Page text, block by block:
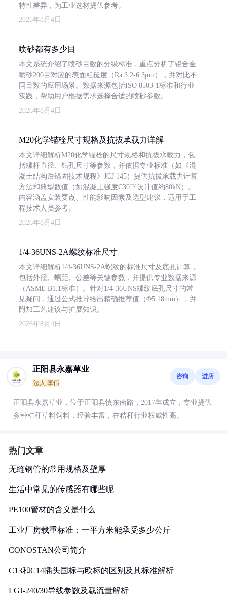
特性差异，为工业选材提供参考。
2026年8月4日
喷砂都有多少目
本文系统介绍了喷砂目数的分级标准，重点分析了铝合金
喷砂200目对应的表面粗糙度（Ra 3.2-6.3μm），并对比不
同目数的应用场景。数据来源包括ISO 8503-1标准和行业
实践，帮助用户根据需求选择合适的喷砂参数。
2026年8月4日
M20化学锚栓尺寸规格及抗拔承载力详解
本文详细解析M20化学锚栓的尺寸规格和抗拔承载力，包
括螺杆直径、钻孔尺寸等参数，并依据专业标准（如《混
凝土结构后锚固技术规程》JGJ 145）提供抗拔承载力计算
方法和典型数值（如混凝土强度C30下设计值约80kN）。
内容涵盖安装要点、性能影响因素及选型建议，适用于工
程技术人员参考。
2026年8月4日
1/4-36UNS-2A螺纹标准尺寸
本文详细解析1/4-36UNS-2A螺纹的标准尺寸及底孔计算，
包括外径、螺距、公差等关键参数，并提供专业数据来源
（ASME B1.1标准）。针对1/4-36UNS螺纹底孔尺寸的常
见疑问，通过公式推导给出精确推荐值（Φ5.18mm），并
附加工艺建议与扩展知识。
2026年8月4日
正阳县永嘉草业
法人:李伟
咨询 进店
正阳县永嘉草业，位于正阳县慎东南路，2017年成立，专业提供
多种秸秆草料饲料，经验丰富，在秸秆行业权威性高。
热门文章
无缝钢管的常用规格及壁厚
生活中常见的传感器有哪些呢
PE100管材的含义是什么
工业厂房载重标准：一平方米能承受多少公斤
CONOSTAN公司简介
C13和C14插头国标与欧标的区别及其标准解析
LGJ-240/30导线参数及载流量解析